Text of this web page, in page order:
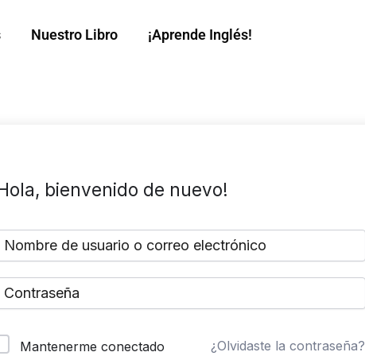
Nuestro Libro ¡Aprende Inglés!
bienvenido de nuevo!
Mantenerme conectado ¿Olvidaste la contraseña?